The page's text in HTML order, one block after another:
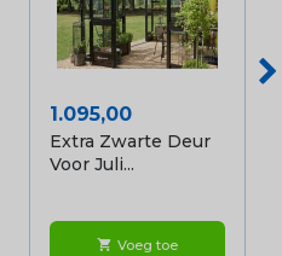
Prijs
1.095,00
Extra Zwarte Deur
Voor Juli...
shopping_cart Voeg toe